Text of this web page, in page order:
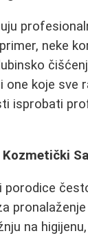
neke
one koje sve
isprobati
porodice
na higijenu,